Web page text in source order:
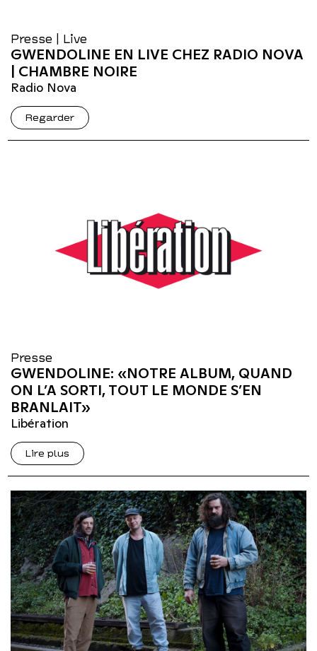
Presse | Live
GWENDOLINE EN LIVE CHEZ RADIO NOVA
| CHAMBRE NOIRE
Radio Nova
Regarder
Presse
GWENDOLINE: «NOTRE ALBUM, QUAND
ON L’A SORTI, TOUT LE MONDE S’EN
BRANLAIT»
Libération
Lire plus